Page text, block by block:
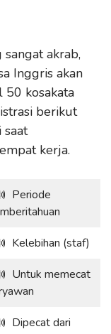
akrab,
Inggris akan
kosakata
berikut
saat
kerja.
Periode
Kelebihan (staf)
Untuk memecat
Dipecat dari